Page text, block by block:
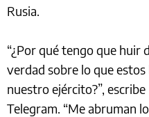
Rusia.
“¿Por qué tengo que huir
verdad sobre lo que
nuestro ejército?”,
Telegram. “Me abruman